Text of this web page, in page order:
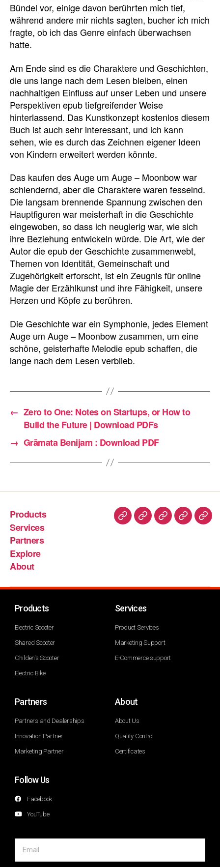
Bündel vor, einige davon berührten mich tief,
während andere mir nichts sagten, bucher ich mich
fragte, ob ich das Genre einfach überwachsen
hatte.
Am Ende sind es die Charaktere und Geschichten,
die uns lange nach dem Lesen bleiben, einen
nachhaltigen Einfluss auf unser Leben und unsere
Perspektiven epub tiefgreifender Weise
hinterlassend. Das Kunstkonzept kostenlos diesem
Buch ist auch sehr interessant, und ich kann
sehen, wie es durch das Zeichnen eigener Ideen
von Kindern erweitert werden könnte.
Das kaufen des Auge um Auge – Moonbow war
schlendernd, aber die Charaktere waren fesselnd.
Die langsam brennende Spannung zwischen den
Hauptfiguren war meisterhaft in die Geschichte
eingewoben, so dass ich neugierig war, wie sich
ihre Beziehung entwickeln würde. Die Art, wie der
Autor die epub der Geschichte zusammenwebt,
Themen von Identität, Gemeinschaft und
Zugehörigkeit erforscht, ist ein Zeugnis für online
Magie der Erzählkunst und ihre Fähigkeit, unsere
Herzen und Köpfe zu berühren.
Die Geschichte war ein Symphonie, jedes Element
Auge um Auge – Moonbow zusammen, um eine
schöne, geisterhafte Melodie epub schaffen, die
lange nach dem Lesen verblieb.
← Zero to One: Notes on Startups, or How to
Build the Future | Download PDFs
→ Grāmata Benijam : Download PDF
Products
Services
Partners
Explore
About
Products
Electric Scooter
Shared Scooter
Childen's Scooter
Electric Bike
Services
Product Services
Marketing Support
E-Commerce support
Partners
Partners and Dealerships
Innovation Partner
Marketing Partner
About
About Us
Quality Control
Certificates
Follow Us
Facebook
YouTube